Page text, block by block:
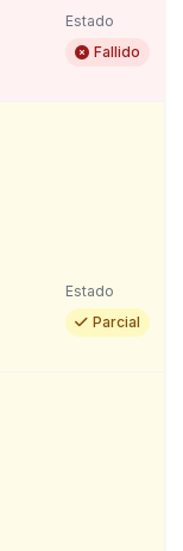
Estado
Fallido
Estado
Parcial